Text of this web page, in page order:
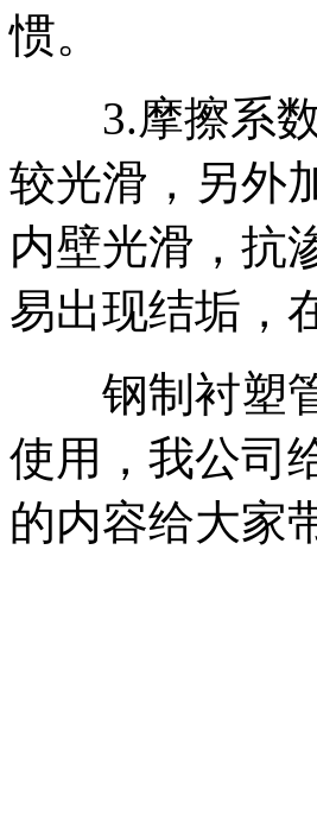
惯。
3.摩擦系数
较光滑，另外
内壁光滑，抗
易出现结垢，
钢制衬塑管
使用，我公司
的内容给大家